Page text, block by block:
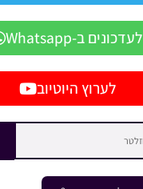
לעדכונים ב-Whatsapp
לערוץ היוטיוב